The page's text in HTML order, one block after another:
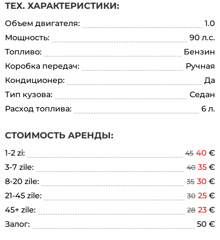
ТЕХ. ХАРАКТЕРИСТИКИ:
Объем двигателя:
1.0
Мощность:
90 л.с.
Топливо:
Бензин
Коробка передач:
Ручная
Кондиционер:
Да
Тип кузова:
Седан
Расход топлива:
6 л.
СТОИМОСТЬ АРЕНДЫ:
1-2 zi: 45 40 €
3-7 zile:
40 35 €
8-20 zile:
35 30 €
21-45 zile:
30 25 €
45+ zile:
28 23 €
Залог:
50 €